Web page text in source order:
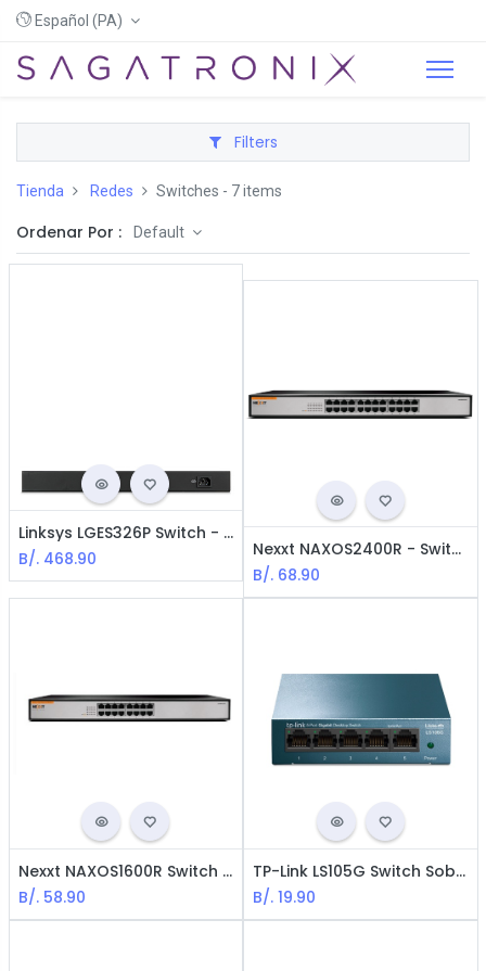
Español (PA)
Filters
Tienda Redes Switches - 7 items
Ordenar Por : Default
Linksys LGES326P Switch - 26 Puertos / Gigabit / PoE 192W
B/. 468.90
Nexxt NAXOS2400R - Switch 24 Puertos / Fast Ethernet / Negro
B/. 68.90
Nexxt NAXOS1600R Switch - 16 Puertos / Ethernet Rápida / Negro
B/. 58.90
TP-Link LS105G Switch Sobremesa 5 Puertos / Negro
B/. 19.90